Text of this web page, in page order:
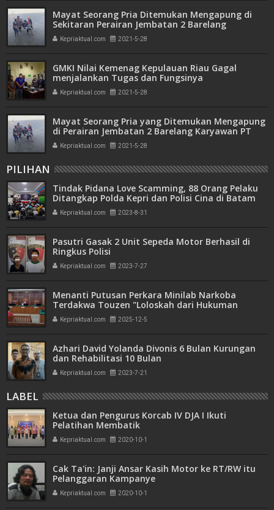
Mayat Seorang Pria Ditemukan Mengapung di
Sekitaran Perairan Jembatan 2 Barelang
Kepriaktual.com 2021-5-28
GMKI Nilai Kemenag Kepulauan Riau Gagal
menjalankan Tugas dan Fungsinya
Kepriaktual.com 2021-5-28
Mayat Seorang Pria yang Ditemukan Mengapung
di Perairan Jembatan 2 Barelang Karyawan PT
HLSKepriaktual.com 2021-5-28
PILIHAN
Tindak Pidana Love Scamming, 88 Orang Pelaku
Ditangkap Polda Kepri dan Polisi Cina di Batam
Kepriaktual.com 2023-8-31
Pasutri Gasak 2 Unit Sepeda Motor Berhasil di
Ringkus Polisi
Kepriaktual.com 2023-7-27
Menanti Putusan Perkara Minilab Narkoba
Terdakwa Touzen "Loloskah dari Hukuman
Seumur Hidup atau Mati"
Kepriaktual.com 2025-12-5
Azhari David Yolanda Divonis 6 Bulan Kurungan
dan Rehabilitasi 10 Bulan
Kepriaktual.com 2023-7-21
LABEL
Ketua dan Pengurus Korcab IV DJA I Ikuti
Pelatihan Membatik
Kepriaktual.com 2020-10-1
Cak Ta'in: Janji Ansar Kasih Motor ke RT/RW itu
Pelanggaran Kampanye
Kepriaktual.com 2020-10-1